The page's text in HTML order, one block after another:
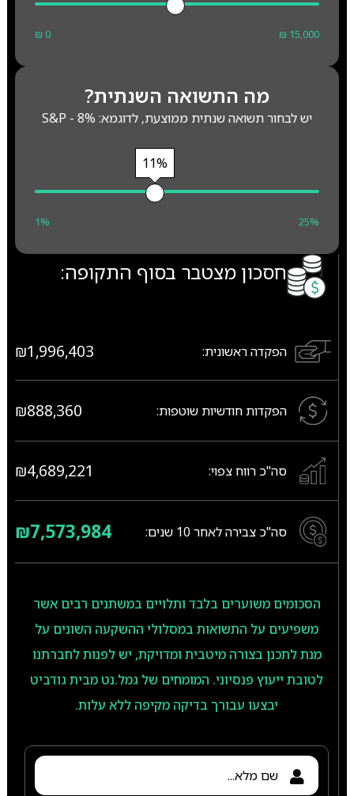
₪ 0 ₪ 15,000
מה התשואה השנתית?
יש לבחור תשואה שנתית ממוצעת, לדוגמא: S&P - 8%
11%
1% 25%
חסכון מצטבר בסוף התקופה:
הפקדה ראשונית: ₪1,996,403
הפקדות חודשיות שוטפות: ₪888,360
סה"כ רווח צפוי: ₪4,689,221
סה"כ צבירה לאחר 10 שנים: ₪7,573,984
הסכומים משוערים בלבד ותלויים במשתנים רבים אשר
משפיעים על התשואות במסלולי ההשקעה השונים על
מנת לתכנן בצורה מיטבית ומדויקת, יש לפנות לחברתנו
לטובת ייעוץ פנסיוני. המומחים של גמל.נט מבית גודביט
יבצעו עבורך בדיקה מקיפה ללא עלות.